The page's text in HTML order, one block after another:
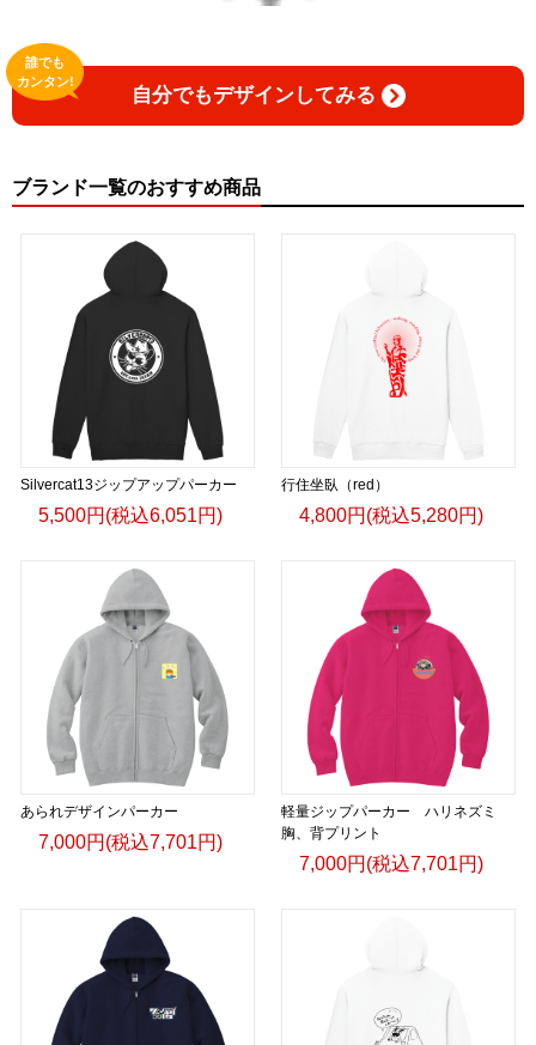
自分でもデザインしてみる
誰でも
カンタン!
ブランド一覧のおすすめ商品
Silvercat13ジップアップパーカー
5,500円(税込6,051円)
行住坐臥（red）
4,800円(税込5,280円)
あられデザインパーカー
7,000円(税込7,701円)
軽量ジップパーカー ハリネズミ
胸、背プリント
7,000円(税込7,701円)